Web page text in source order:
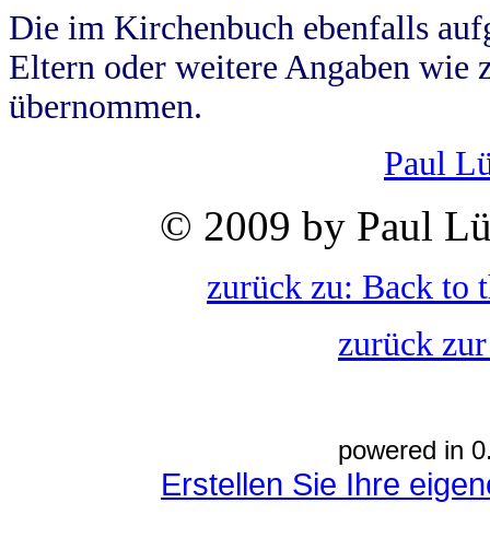
Die im Kirchenbuch ebenfalls
Eltern oder weitere Angaben wie
übernommen.
Paul
© 2009 by Paul
zurück zu: Back to
zurück
powered in
Erstellen Sie Ihre